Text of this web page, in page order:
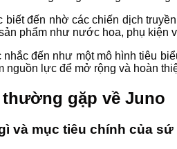
biết đến nhờ các chiến dịch
phẩm như nước hoa, phụ kiện
đến như một mô hình tiêu
nguồn lực để mở rộng và hoàn
gặp về Juno
và mục tiêu chính của sứ